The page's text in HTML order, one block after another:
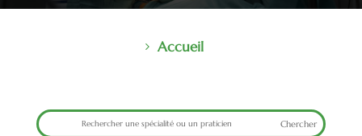
Accueil